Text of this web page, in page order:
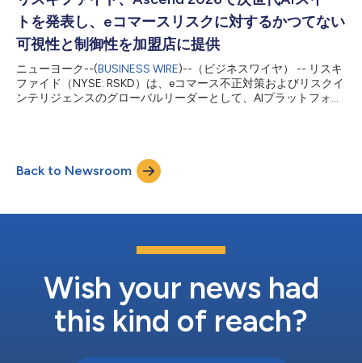
の小売企業幹部への詳細なインタビューに基づいています。調査
結果によると、返品の不正利用はますます常態化しており、消費
者のほぼ半数がすでに返品または返金請求に生成AIツールを利用
していることが明らかになりました。同時に、小売業者は返品ポ
リシーの厳格化、返品期間の短縮、そして正当な返品と悪用をよ
り的確に区別するため、高度なAI検出システムの導入といった対
応策を講じています。 主な調査結果 消費者のほぼ半数（50%）
トを発表し、eコマースリスクに対するかつてない
可視性と制御性を加盟店に提供
ニューヨーク--(BUSINESS WIRE)--（ビジネスワイヤ） -- リスキ
ファイド（NYSE: RSKD）は、eコマース不正対策およびリスクイ
ンテリジェンスのグローバルリーダーとして、AIプラットフォー
てリスク戦略を精緻に調整する能力を提供する、強力な制御・強
化ツール群です。このイノベーションスイートは、2026年5月4
日から6日までニューヨーク州マンハッタンのコンラッド・ニュ
ローバルサミットシリーズである「Ascend 2026」のステージ上
した不正攻撃による損失の急増が予測される中、特にAIボットが
消費者に代わって取引を行うエージェント型コマースの台頭を背
では十分ではありません。現在、高度な不正対策・リスク管理チ
ームには、こ...
Back to Newsroom
Wish your news had
this kind of reach?